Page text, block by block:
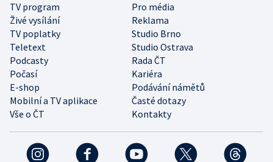
TV program
Pro média
Živé vysílání
Reklama
TV poplatky
Studio Brno
Teletext
Studio Ostrava
Podcasty
Rada ČT
Počasí
Kariéra
E-shop
Podávání námětů
Mobilní a TV aplikace
Časté dotazy
Vše o ČT
Kontakty